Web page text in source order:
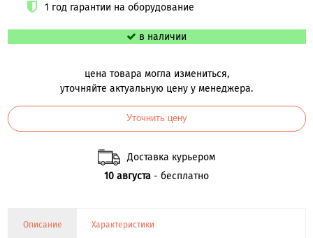
1 год гарантии на оборудование
в наличии
цена товара могла измениться,
уточняйте актуальную цену у менеджера.
Уточнить цену
Доставка курьером
10 августа - бесплатно
Описание Характеристики